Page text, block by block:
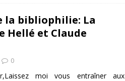
la bibliophilie: La
Hellé et Claude
0
moi vous entraîner aux